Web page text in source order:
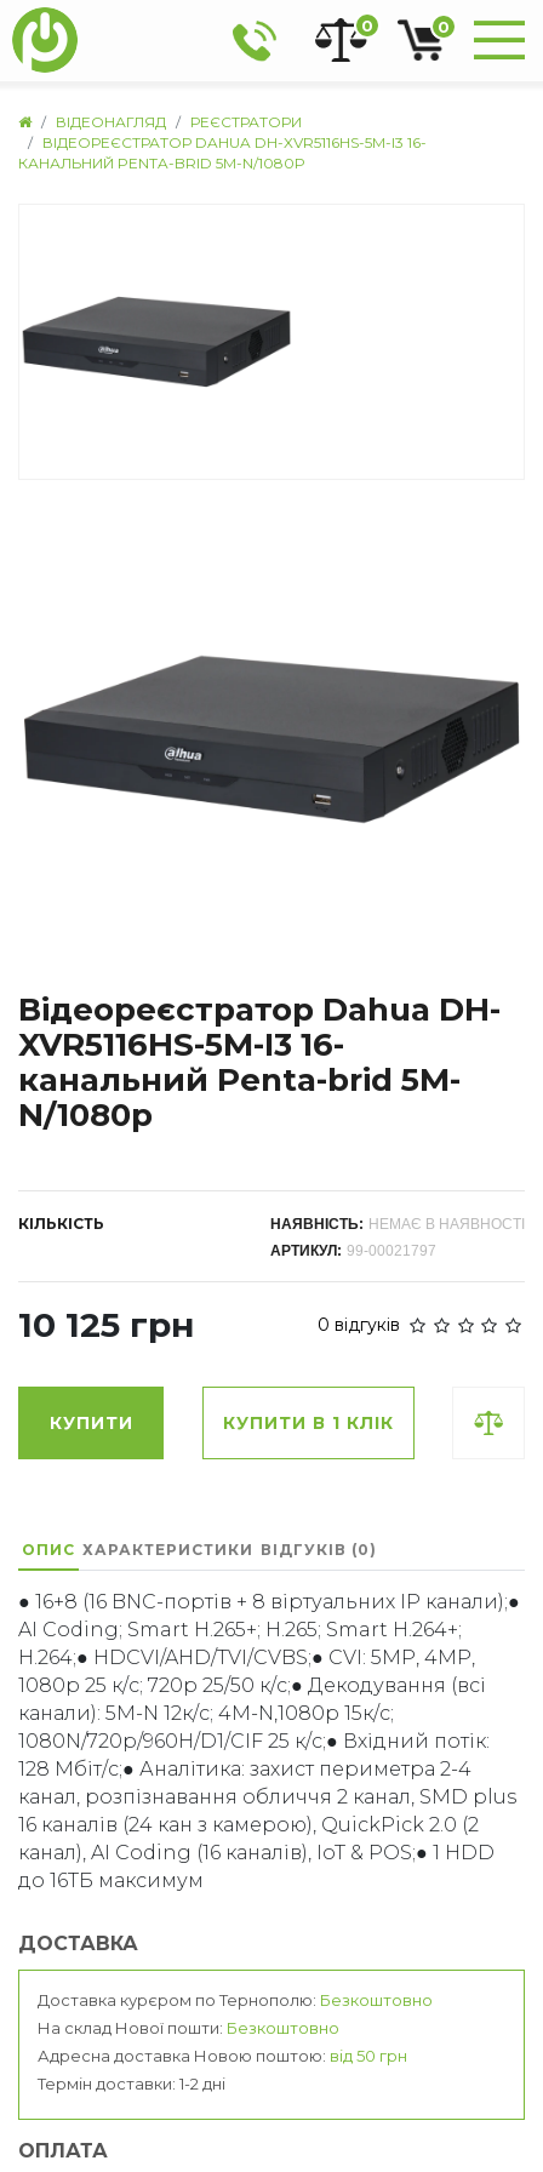
0 0
ВІДЕОНАГЛЯД
РЕЄСТРАТОРИ
ВІДЕОРЕЄСТРАТОР DAHUA DH-XVR5116HS-5M-I3 16-
КАНАЛЬНИЙ PENTA-BRID 5M-N/1080P
Відеореєстратор Dahua DH-
XVR5116HS-5M-I3 16-
канальний Penta-brid 5M-
N/1080p
КІЛЬКІСТЬ НАЯВНІСТЬ: НЕМАЄ В НАЯВНОСТІ
АРТИКУЛ: 99-00021797
10 125 грн 0 відгуків
КУПИТИ КУПИТИ В 1 КЛІК
ОПИС ХАРАКТЕРИСТИКИ ВІДГУКІВ (0)
● 16+8 (16 BNC-портів + ​​8 віртуальних IP канали);●
AI Coding; Smart H.265+; H.265; Smart H.264+;
H.264;● HDCVI/AHD/TVI/CVBS;● CVI: 5MP, 4MP,
1080p 25 к/с; 720p 25/50 к/с;● Декодування (всі
канали): 5M-N 12к/с; 4M-N,1080p 15к/с;
1080N/720p/960H/D1/CIF 25 к/с;● Вхідний потік:
128 Мбіт/с;● Аналітика: захист периметра 2-4
канал, розпізнавання обличчя 2 канал, SMD plus
16 каналів (24 кан з камерою), QuickPick 2.0 (2
канал), AI Coding (16 каналів), IoT & POS;● 1 HDD
до 16ТБ максимум
ДОСТАВКА
Доставка курєром по Тернополю: Безкоштовно
На склад Нової пошти: Безкоштовно
Адресна доставка Новою поштою: від 50 грн
Термін доставки: 1-2 дні
ОПЛАТА